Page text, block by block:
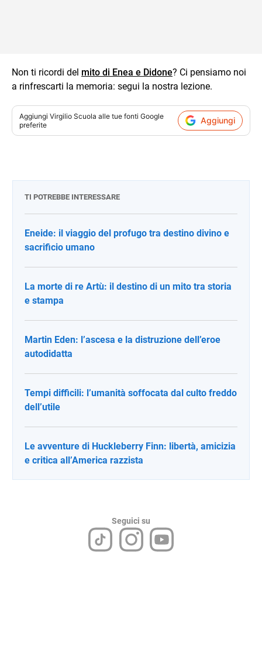
Non ti ricordi del mito di Enea e Didone? Ci pensiamo noi
a rinfrescarti la memoria: segui la nostra lezione.
Aggiungi Virgilio Scuola alle tue fonti Google
preferite
Aggiungi
TI POTREBBE INTERESSARE
Eneide: il viaggio del profugo tra destino divino e
sacrificio umano
La morte di re Artù: il destino di un mito tra storia
e stampa
Martin Eden: l’ascesa e la distruzione dell’eroe
autodidatta
Tempi difficili: l’umanità soffocata dal culto freddo
dell’utile
Le avventure di Huckleberry Finn: libertà, amicizia
e critica all’America razzista
Seguici su